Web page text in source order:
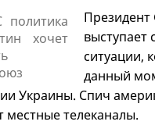
выступает
ситуации,
данный
Украины. Спич
местные телеканалы.